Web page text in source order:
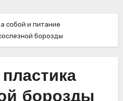
собой и питание
борозды
борозды